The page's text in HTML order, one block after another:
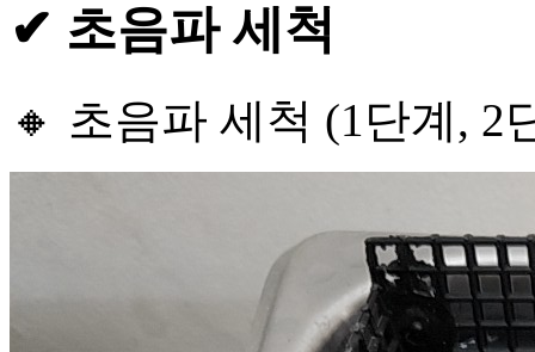
✔ 초음파 세척
🔸 초음파 세척 (1단계,